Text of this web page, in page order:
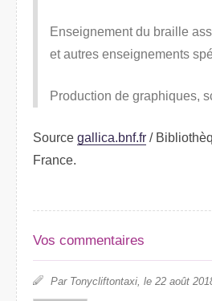
Enseignement du braille
et autres enseignements
Production de graphiques,
Source gallica.bnf.fr /
France.
Vos commentaires
Par Tonycliftontaxi, le 22 août